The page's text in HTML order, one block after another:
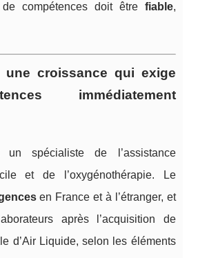
compétences doit être fiable,
une croissance qui exige
immédiatement
spécialiste de l’assistance
et de l’oxygénothérapie. Le
en France et à l’étranger, et
après l’acquisition de
d’Air Liquide, selon les éléments